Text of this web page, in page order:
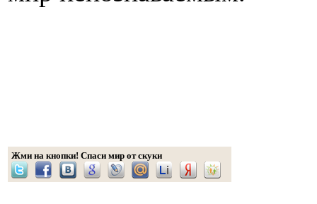
Жми на кнопки! Спаси мир от скуки